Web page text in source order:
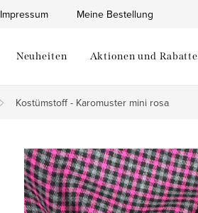
Impressum Meine Bestellung
Neuheiten Aktionen und Rabatte
Kostümstoff - Karomuster mini rosa